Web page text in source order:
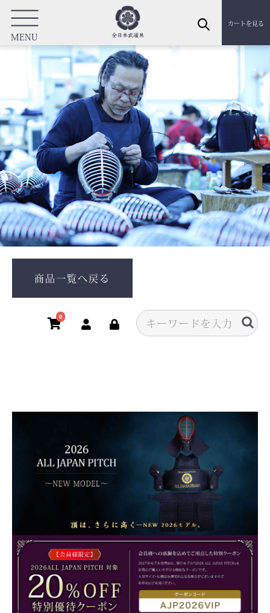
MENU
カートを見る
商品一覧へ戻る
0